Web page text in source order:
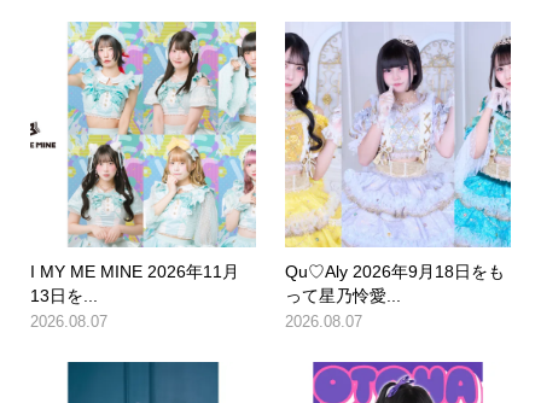
I MY ME MINE 2026年11月
13日を...
2026.08.07
Qu♡Aly 2026年9月18日をも
って星乃怜愛...
2026.08.07